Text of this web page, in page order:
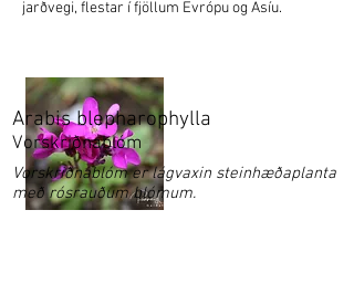
jarðvegi, flestar í fjöllum Evrópu og Asíu.
Vorskriðnablóm
Arabis blepharophylla
Vorskriðnablóm er lágvaxin steinhæðaplanta
með rósrauðum blómum.